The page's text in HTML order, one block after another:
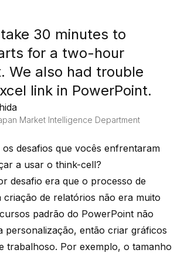
30 minutes to
for a two-hour
We also had trouble
link in PowerPoint.
Market Intelligence Department
os desafios que vocês enfrentaram
a usar o think-cell?
desafio era que o processo de
criação de relatórios não era muito
padrão do PowerPoint não
personalização, então criar gráficos
trabalhoso. Por exemplo, o tamanho